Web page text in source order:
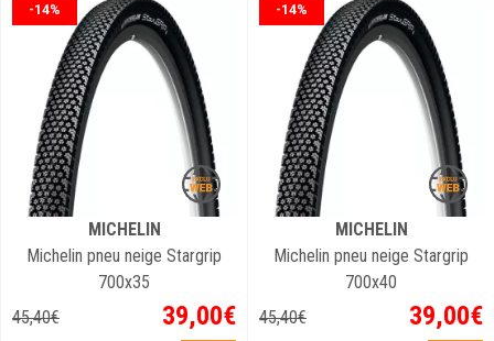
-14%
MICHELIN
Michelin pneu neige Stargrip
700x35
45,40€ 39,00€
-14%
MICHELIN
Michelin pneu neige Stargrip
700x40
45,40€ 39,00€